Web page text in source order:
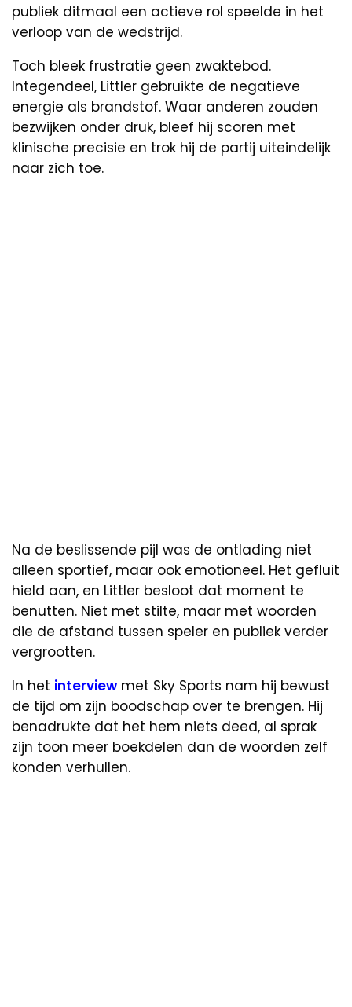
publiek ditmaal een actieve rol speelde in het
verloop van de wedstrijd.
Toch bleek frustratie geen zwaktebod.
Integendeel, Littler gebruikte de negatieve
energie als brandstof. Waar anderen zouden
bezwijken onder druk, bleef hij scoren met
klinische precisie en trok hij de partij uiteindelijk
naar zich toe.
Na de beslissende pijl was de ontlading niet
alleen sportief, maar ook emotioneel. Het gefluit
hield aan, en Littler besloot dat moment te
benutten. Niet met stilte, maar met woorden
die de afstand tussen speler en publiek verder
vergrootten.
In het interviewmet Sky Sports nam hij bewust
de tijd om zijn boodschap over te brengen. Hij
benadrukte dat het hem niets deed, al sprak
zijn toon meer boekdelen dan de woorden zelf
konden verhullen.